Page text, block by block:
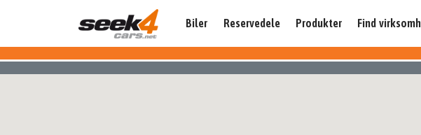
Biler Reservedele Produkter Find